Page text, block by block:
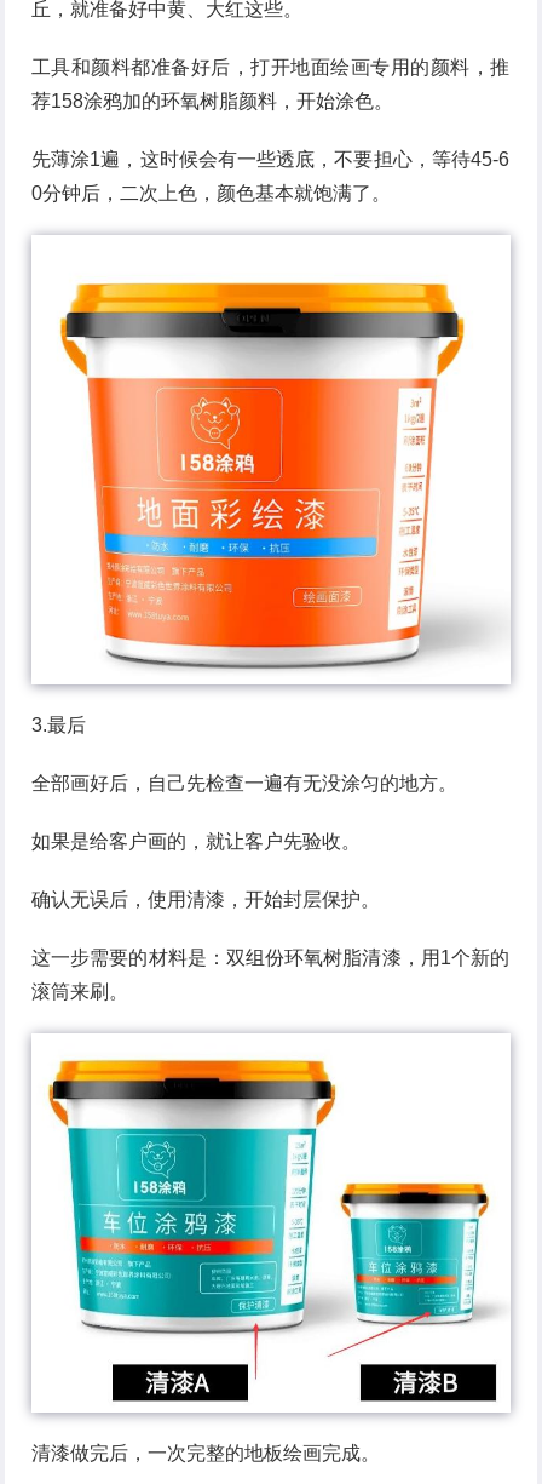
丘，就准备好中黄、大红这些。
工具和颜料都准备好后，打开地面绘画专用的颜料，推
荐158涂鸦加的环氧树脂颜料，开始涂色。
先薄涂1遍，这时候会有一些透底，不要担心，等待45-6
0分钟后，二次上色，颜色基本就饱满了。
3.最后
全部画好后，自己先检查一遍有无没涂匀的地方。
如果是给客户画的，就让客户先验收。
确认无误后，使用清漆，开始封层保护。
这一步需要的材料是：双组份环氧树脂清漆，用1个新的
滚筒来刷。
清漆做完后，一次完整的地板绘画完成。